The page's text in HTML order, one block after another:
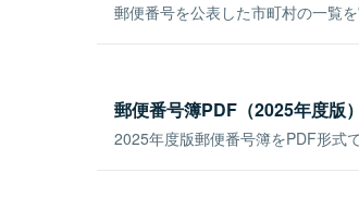
郵便番号を公表した市町村の一覧
郵便番号簿PDF（2025年度版）
2025年度版郵便番号簿をPDF形式